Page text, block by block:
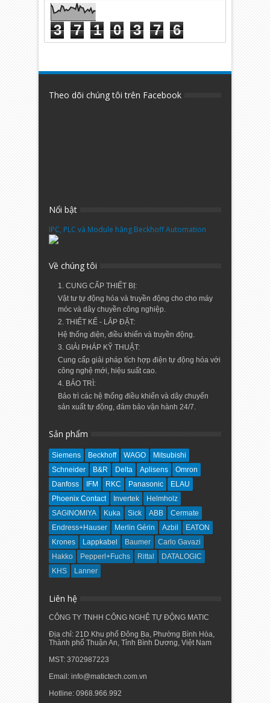
3 7 1 0 3 7 6
Theo dõi chúng tôi trên Facebook
Nổi bật
IPC, PLC và Module hãng Beckhoff Automation
Về chúng tôi
1. CUNG CẤP THIẾT BỊ:
Vật tư tự động hóa và truyền động cho cho máy
móc và dây chuyền công nghiệp.
2. THIẾT KẾ - LẮP ĐẶT:
Hệ thống điện, điều khiển và truyền động.
3. GIẢI PHÁP KỸ THUẬT:
Cung cấp giải pháp tích hợp điện tự động hóa với
công nghệ mới, hiệu suất cao.
4. BẢO TRÌ:
Bảo trì các hệ thống điều khiển và dây chuyển
sản xuất tự động, đảm bảo vận hành 24/7.
Sản phẩm
Siemens Beckhoff WAGO
Mitsubishi
Schneider
B&R Delta Aplisens
Omron
Danfoss
IFM RKC Panasonic
ELAU
Phoenix Contact
Invertek
Helmholz
SAGINOMIYA
Kuka Sick ABB
Cermate
Endress+Hauser
Merlin Gérin Azbil
EATON
Krones
Lappkabel Baumer
Carlo Gavazi
Hakko
Pepperl+Fuchs Rittal
DATALOGIC
KHS
Lanner
Liên hệ
CÔNG TY TNHH CÔNG NGHỆ TỰ ĐỘNG MATIC
Địa chỉ: 21D Khu phố Đông Ba, Phường Bình Hòa,
Thành phố Thuận An, Tỉnh Bình Dương, Việt Nam
MST: 3702987223
Email: info@matictech.com.vn
Hotline: 0968.966.992